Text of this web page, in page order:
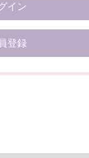
イン
登録